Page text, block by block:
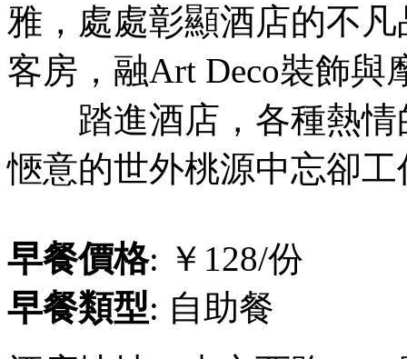
雅，處處彰顯酒店的不
客房，融Art Deco裝飾與
踏進酒店，各種熱情
愜意的世外桃源中忘卻
早餐價格: ￥128/份
早餐類型: 自助餐